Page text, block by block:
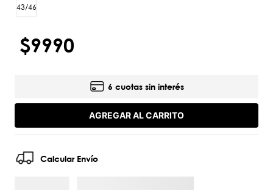
43/46
$9990
6 cuotas sin interés
AGREGAR AL CARRITO
Calcular Envío